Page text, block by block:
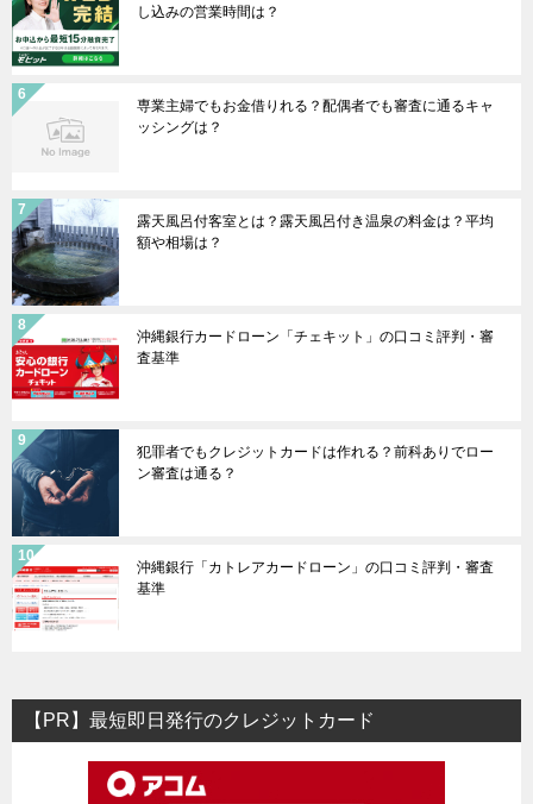
し込みの営業時間は？
専業主婦でもお金借りれる？配偶者でも審査に通るキャ
ッシングは？
露天風呂付客室とは？露天風呂付き温泉の料金は？平均
額や相場は？
沖縄銀行カードローン「チェキット」の口コミ評判・審
査基準
犯罪者でもクレジットカードは作れる？前科ありでロー
ン審査は通る？
沖縄銀行「カトレアカードローン」の口コミ評判・審査
基準
【PR】最短即日発行のクレジットカード